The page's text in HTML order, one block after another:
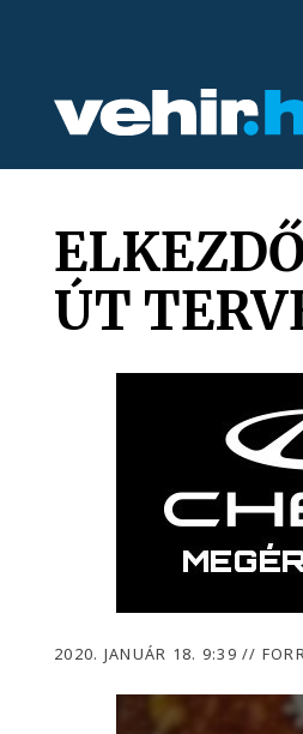
ÚT
2020. JANUÁR 18. 9:39//